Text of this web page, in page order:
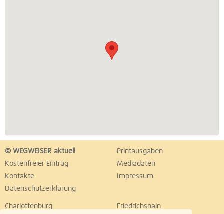
© WEGWEISER aktuell
Printausgaben
Kostenfreier Eintrag
Mediadaten
Kontakte
Impressum
Datenschutzerklärung
Charlottenburg Friedrichshain